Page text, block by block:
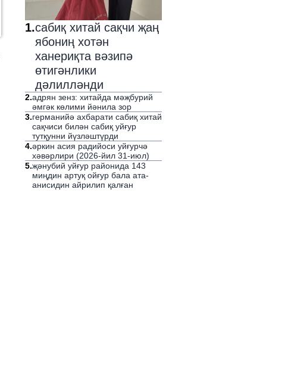
1.сабиқ хитай сақчи җаң
ябониң хотән
ханериқта вәзипә
өтигәнлики
дәлилләнди
2.адрян зенз: хитайда мәҗбурий
әмгәк көлими йәнила зор
3.германийә ахбарати сабиқ хитай
сақчиси билән сабиқ уйғур
тутқунни йүзләштүрди
4.әркин асия радийоси уйғурчә
хәвәрлири (2026-йил 31-июл)
5.җәнубий уйғур районида 143
миңдин артуқ ойғур бала ата-
анисидин айрилип қалған